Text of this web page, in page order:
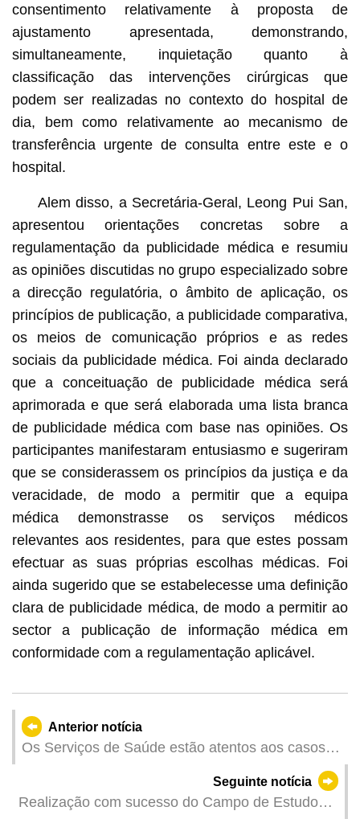
consentimento relativamente à proposta de
ajustamento apresentada, demonstrando,
simultaneamente, inquietação quanto à
classificação das intervenções cirúrgicas que
podem ser realizadas no contexto do hospital de
dia, bem como relativamente ao mecanismo de
transferência urgente de consulta entre este e o
hospital.
Alem disso, a Secretária-Geral, Leong Pui San,
apresentou orientações concretas sobre a
regulamentação da publicidade médica e resumiu
as opiniões discutidas no grupo especializado sobre
a direcção regulatória, o âmbito de aplicação, os
princípios de publicação, a publicidade comparativa,
os meios de comunicação próprios e as redes
sociais da publicidade médica. Foi ainda declarado
que a conceituação de publicidade médica será
aprimorada e que será elaborada uma lista branca
de publicidade médica com base nas opiniões. Os
participantes manifestaram entusiasmo e sugeriram
que se considerassem os princípios da justiça e da
veracidade, de modo a permitir que a equipa
médica demonstrasse os serviços médicos
relevantes aos residentes, para que estes possam
efectuar as suas próprias escolhas médicas. Foi
ainda sugerido que se estabelecesse uma definição
clara de publicidade médica, de modo a permitir ao
sector a publicação de informação médica em
conformidade com a regulamentação aplicável.
Anterior notícia
Os Serviços de Saúde estão atentos aos casos
vizinha e apelam aos residentes para reforçar a
prevenção da doença
Seguinte notícia
Realização com sucesso do Campo de Estudo